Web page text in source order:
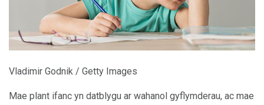
Vladimir Godnik / Getty Images
Mae plant ifanc yn datblygu ar wahanol gyflymderau, ac mae